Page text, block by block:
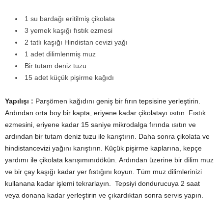
1 su bardağı eritilmiş çikolata
3 yemek kaşığı fıstık ezmesi
2 tatlı kaşığı Hindistan cevizi yağı
1 adet dilimlenmiş muz
Bir tutam deniz tuzu
15 adet küçük pişirme kağıdı
Yapılışı : Parşömen kağıdını geniş bir fırın tepsisine yerleştirin.
Ardından orta boy bir kapta, eriyene kadar çikolatayı ısıtın. Fıstık
ezmesini, eriyene kadar 15 saniye mikrodalga fırında ısıtın ve
ardından bir tutam deniz tuzu ile karıştırın. Daha sonra çikolata ve
hindistancevizi yağını karıştırın. Küçük pişirme kaplarına, kepçe
yardımı ile çikolata karışımınıdökün. Ardından üzerine bir dilim muz
ve bir çay kaşığı kadar yer fıstığını koyun. Tüm muz dilimlerinizi
kullanana kadar işlemi tekrarlayın. Tepsiyi dondurucuya 2 saat
veya donana kadar yerleştirin ve çıkardıktan sonra servis yapın.